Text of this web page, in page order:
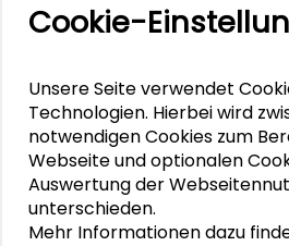
Ein energiegeladener Start in
Stein für Stein
Frühlingsgefühle
Die Stadt im Wandel
Der Campus wird zur Bühne
Cookie-
Unsere Seite verwendet
Technologien. Hierbei wird
notwendigen Cookies zum
Webseite und optionalen
Auswertung der
unterschieden.
Mehr Informationen dazu